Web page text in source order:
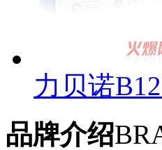
力贝诺
品牌介绍